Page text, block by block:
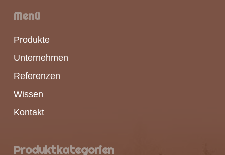
Menü
Produkte
Unternehmen
Referenzen
Wissen
Kontakt
Produktkategorien